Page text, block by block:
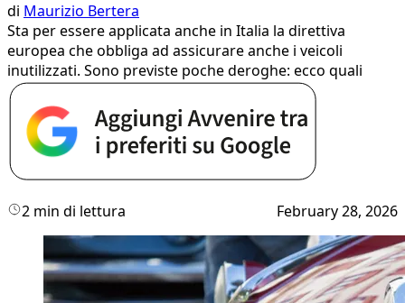
di Maurizio Bertera
Sta per essere applicata anche in Italia la direttiva
europea che obbliga ad assicurare anche i veicoli
inutilizzati. Sono previste poche deroghe: ecco quali
2 min di lettura February 28, 2026